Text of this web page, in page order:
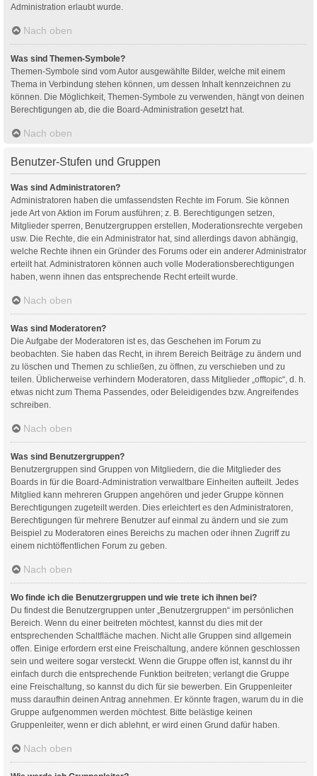
Administration erlaubt wurde.
Nach oben
Was sind Themen-Symbole?
Themen-Symbole sind vom Autor ausgewählte Bilder, welche mit einem
Thema in Verbindung stehen können, um dessen Inhalt kennzeichnen zu
können. Die Möglichkeit, Themen-Symbole zu verwenden, hängt von deinen
Berechtigungen ab, die die Board-Administration gesetzt hat.
Nach oben
Benutzer-Stufen und Gruppen
Was sind Administratoren?
Administratoren haben die umfassendsten Rechte im Forum. Sie können
jede Art von Aktion im Forum ausführen; z. B. Berechtigungen setzen,
Mitglieder sperren, Benutzergruppen erstellen, Moderationsrechte vergeben
usw. Die Rechte, die ein Administrator hat, sind allerdings davon abhängig,
welche Rechte ihnen ein Gründer des Forums oder ein anderer Administrator
erteilt hat. Administratoren können auch volle Moderationsberechtigungen
haben, wenn ihnen das entsprechende Recht erteilt wurde.
Nach oben
Was sind Moderatoren?
Die Aufgabe der Moderatoren ist es, das Geschehen im Forum zu
beobachten. Sie haben das Recht, in ihrem Bereich Beiträge zu ändern und
zu löschen und Themen zu schließen, zu öffnen, zu verschieben und zu
teilen. Üblicherweise verhindern Moderatoren, dass Mitglieder „offtopic“, d. h.
etwas nicht zum Thema Passendes, oder Beleidigendes bzw. Angreifendes
schreiben.
Nach oben
Was sind Benutzergruppen?
Benutzergruppen sind Gruppen von Mitgliedern, die die Mitglieder des
Boards in für die Board-Administration verwaltbare Einheiten aufteilt. Jedes
Mitglied kann mehreren Gruppen angehören und jeder Gruppe können
Berechtigungen zugeteilt werden. Dies erleichtert es den Administratoren,
Berechtigungen für mehrere Benutzer auf einmal zu ändern und sie zum
Beispiel zu Moderatoren eines Bereichs zu machen oder ihnen Zugriff zu
einem nichtöffentlichen Forum zu geben.
Nach oben
Wo finde ich die Benutzergruppen und wie trete ich ihnen bei?
Du findest die Benutzergruppen unter „Benutzergruppen“ im persönlichen
Bereich. Wenn du einer beitreten möchtest, kannst du dies mit der
entsprechenden Schaltfläche machen. Nicht alle Gruppen sind allgemein
offen. Einige erfordern erst eine Freischaltung, andere können geschlossen
sein und weitere sogar versteckt. Wenn die Gruppe offen ist, kannst du ihr
einfach durch die entsprechende Funktion beitreten; verlangt die Gruppe
eine Freischaltung, so kannst du dich für sie bewerben. Ein Gruppenleiter
muss daraufhin deinen Antrag annehmen. Er könnte fragen, warum du in die
Gruppe aufgenommen werden möchtest. Bitte belästige keinen
Gruppenleiter, wenn er dich ablehnt, er wird einen Grund dafür haben.
Nach oben